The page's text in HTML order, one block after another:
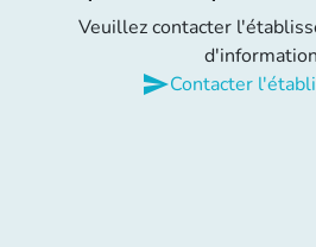
Veuillez contacter
sendContacter